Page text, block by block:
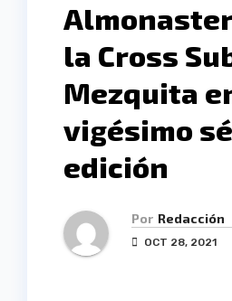
la Cross
Mezquita
vigésimo
edición
Por Redacción
OCT 28, 2021